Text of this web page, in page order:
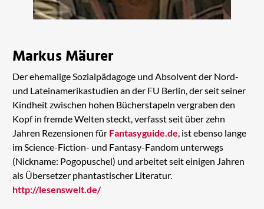
Markus Mäurer
Der ehemalige Sozialpädagoge und Absolvent der Nord-
und Lateinamerikastudien an der FU Berlin, der seit seiner
Kindheit zwischen hohen Bücherstapeln vergraben den
Kopf in fremde Welten steckt, verfasst seit über zehn
Jahren Rezensionen für Fantasyguide.de, ist ebenso lange
im Science-Fiction- und Fantasy-Fandom unterwegs
(Nickname: Pogopuschel) und arbeitet seit einigen Jahren
als Übersetzer phantastischer Literatur.
http://lesenswelt.de/